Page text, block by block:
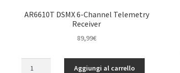
AR6610T DSMX 6-Channel Telemetry
Receiver
89,99€
Aggiungi al carrello